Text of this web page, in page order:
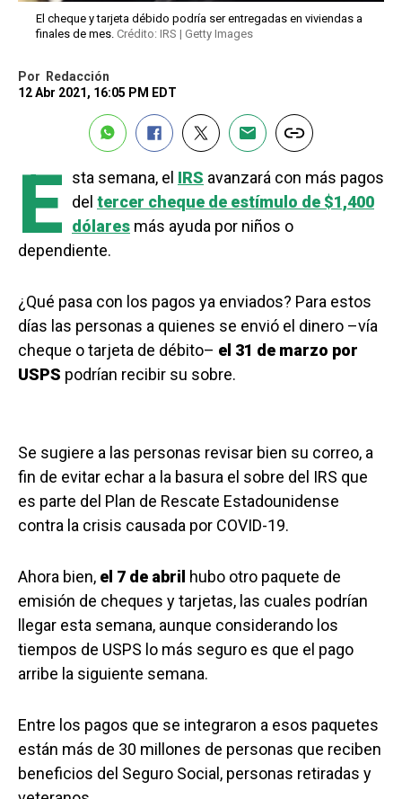
El cheque y tarjeta débido podría ser entregadas en viviendas a
finales de mes. Crédito: IRS | Getty Images
Por
Redacción
12 Abr 2021, 16:05 PM EDT
E sta semana, el IRS avanzará con más pagos
del tercer cheque de estímulo de $1,400
dólares más ayuda por niños o
dependiente.
¿Qué pasa con los pagos ya enviados? Para estos
días las personas a quienes se envió el dinero –vía
cheque o tarjeta de débito– el 31 de marzo por
USPS podrían recibir su sobre.
Se sugiere a las personas revisar bien su correo, a
fin de evitar echar a la basura el sobre del IRS que
es parte del Plan de Rescate Estadounidense
contra la crisis causada por COVID-19.
Ahora bien, el 7 de abril hubo otro paquete de
emisión de cheques y tarjetas, las cuales podrían
llegar esta semana, aunque considerando los
tiempos de USPS lo más seguro es que el pago
arribe la siguiente semana.
Entre los pagos que se integraron a esos paquetes
están más de 30 millones de personas que reciben
beneficios del Seguro Social, personas retiradas y